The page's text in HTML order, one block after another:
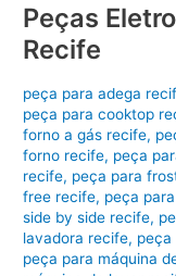
Peças
Recife
peça para adega
peça para cooktop
forno a gás recife,
forno recife, peça
recife, peça para
free recife, peça
side by side recife,
lavadora recife, peça
peça para máquina